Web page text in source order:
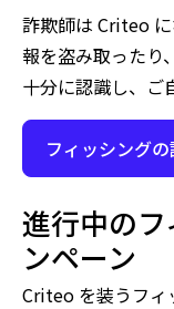
詐欺師は Criteo
報を盗み取ったり
十分に認識し、ご
フィッシング
進行中の
ンペーン
Criteo を装うフィ